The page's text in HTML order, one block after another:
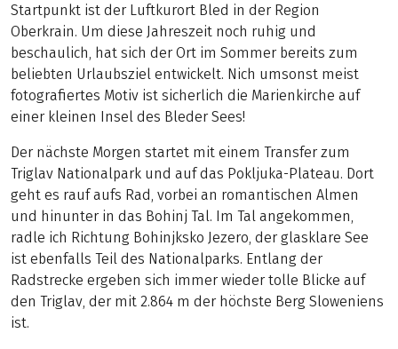
Startpunkt ist der Luftkurort Bled in der Region
Oberkrain. Um diese Jahreszeit noch ruhig und
beschaulich, hat sich der Ort im Sommer bereits zum
beliebten Urlaubsziel entwickelt. Nich umsonst meist
fotografiertes Motiv ist sicherlich die Marienkirche auf
einer kleinen Insel des Bleder Sees!
Der nächste Morgen startet mit einem Transfer zum
Triglav Nationalpark und auf das Pokljuka-Plateau. Dort
geht es rauf aufs Rad, vorbei an romantischen Almen
und hinunter in das Bohinj Tal. Im Tal angekommen,
radle ich Richtung Bohinjksko Jezero, der glasklare See
ist ebenfalls Teil des Nationalparks. Entlang der
Radstrecke ergeben sich immer wieder tolle Blicke auf
den Triglav, der mit 2.864 m der höchste Berg Sloweniens
ist.